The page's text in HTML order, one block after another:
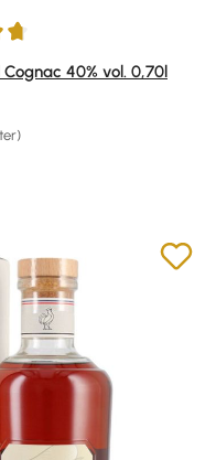
von 5 Sternen
Cognac 40% vol. 0,70l
Preis: